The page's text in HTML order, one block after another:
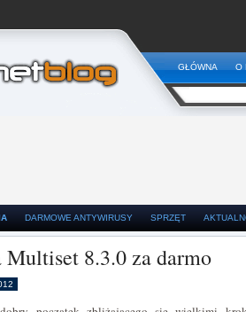
GŁÓWNA O
DARMOWE ANTYWIRUSY SPRZĘT
8.3.0 za darmo